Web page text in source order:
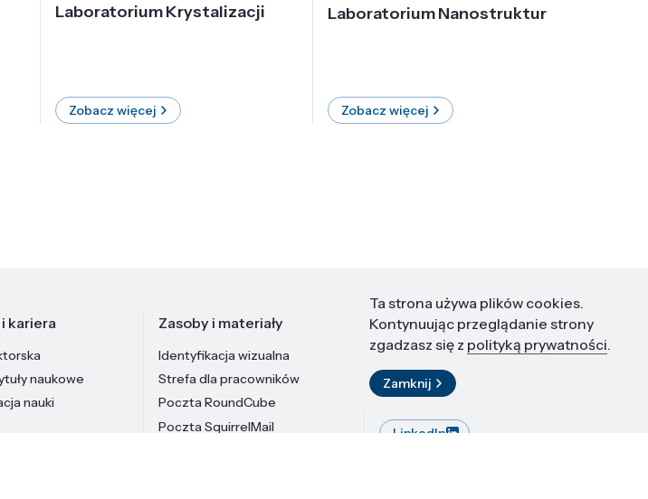
Laboratorium Krystalizacji
Zobacz więcej
Laboratorium Nanostruktur
Zobacz więcej
kariera
naukowe
nauki
Zasoby i materiały
Identyfikacja wizualna
Strefa dla pracowników
Poczta RoundCube
Poczta SquirrelMail
Kontakt
Instytut Wysokich Ciśnień PAN
ul. Sokołowska 29/37
01-142 Warszawa
LinkedIn
Ta strona używa plików cookies.
Kontynuując przeglądanie strony
zgadzasz się z polityką prywatności.
Zamknij